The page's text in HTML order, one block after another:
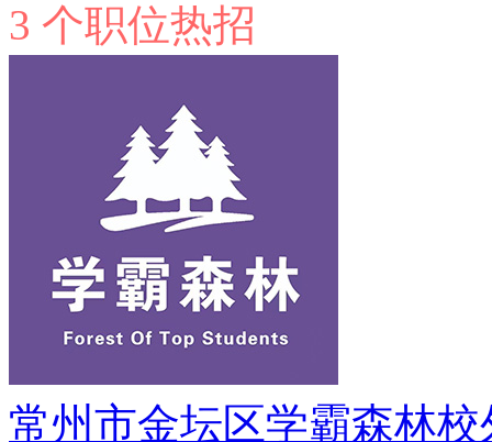
3 个职位热招
常州市金坛区学霸森林